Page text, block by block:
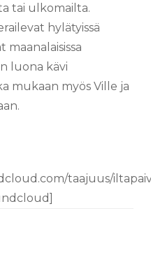
tai ulkomailta.
hylätyissä
maanalaisissa
luona kävi
mukaan myös Ville ja
taajuus/